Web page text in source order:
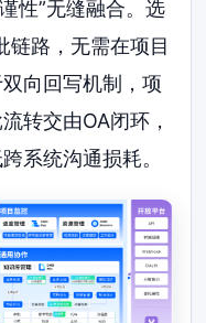
性”无缝融合。选
链路，无需在项目
向回写机制，项
转交由OA闭环，
系统沟通损耗。